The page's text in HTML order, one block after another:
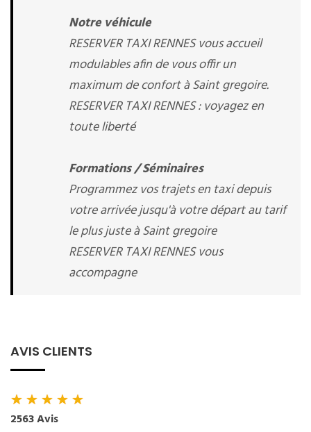
Notre véhicule
RESERVER TAXI RENNES vous accueil
modulables afin de vous offir un
maximum de confort à Saint gregoire.
RESERVER TAXI RENNES : voyagez en
toute liberté
Formations / Séminaires
Programmez vos trajets en taxi depuis
votre arrivée jusqu'à votre départ au tarif
le plus juste à Saint gregoire
RESERVER TAXI RENNES vous
accompagne
AVIS CLIENTS
★★★★★
2563 Avis